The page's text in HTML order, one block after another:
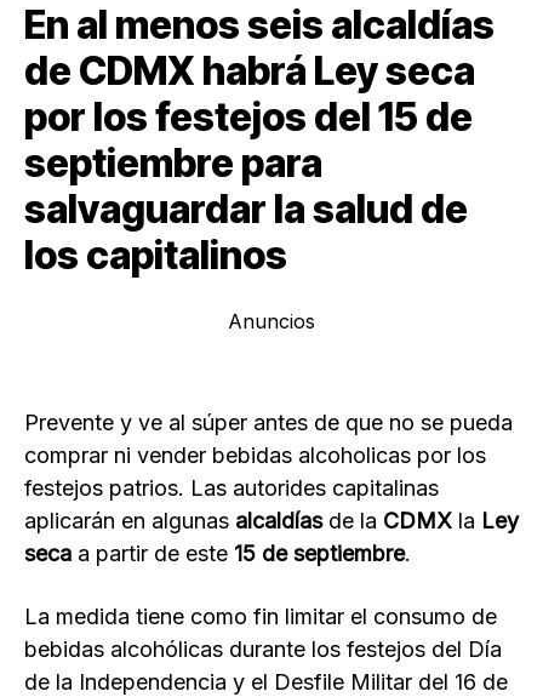
En al menos seis alcaldías
de CDMX habrá Ley seca
por los festejos del 15 de
septiembre para
salvaguardar la salud de
los capitalinos
Anuncios
Prevente y ve al súper antes de que no se pueda
comprar ni vender bebidas alcoholicas por los
festejos patrios. Las autorides capitalinas
aplicarán en algunas alcaldíasde la CDMX la Ley
seca a partir de este 15 de septiembre.
La medida tiene como fin limitar el consumo de
bebidas alcohólicas durante los festejos del Día
de la Independencia y el Desfile Militar del 16 de